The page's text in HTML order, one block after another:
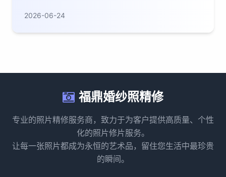
2026-06-24
福鼎婚纱照精修
专业的照片精修服务商，致力于为客户提供高质量、个性
化的照片修片服务。
让每一张照片都成为永恒的艺术品，留住您生活中最珍贵
的瞬间。